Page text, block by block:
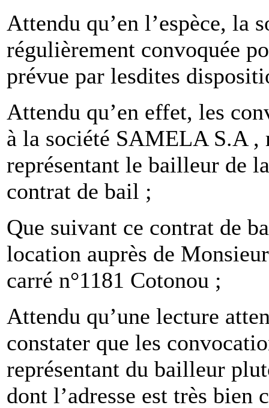
Attendu qu’en l’espèce, la
régulièrement convoquée
prévue par lesdites
Attendu qu’en effet, les
à la société SAMELA S.A
représentant le bailleur de
contrat de bail ;
Que suivant ce contrat de
location auprès de
carré n°1181 Cotonou ;
Attendu qu’une lecture
constater que les
représentant du bailleur
dont l’adresse est très bien